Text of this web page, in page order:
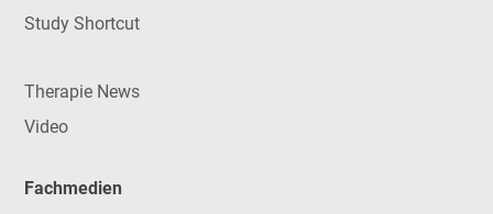
Study Shortcut
Therapie News
Video
Fachmedien